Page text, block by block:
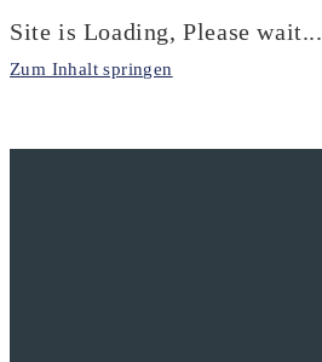
Site is Loading, Please wait...
Zum Inhalt springen